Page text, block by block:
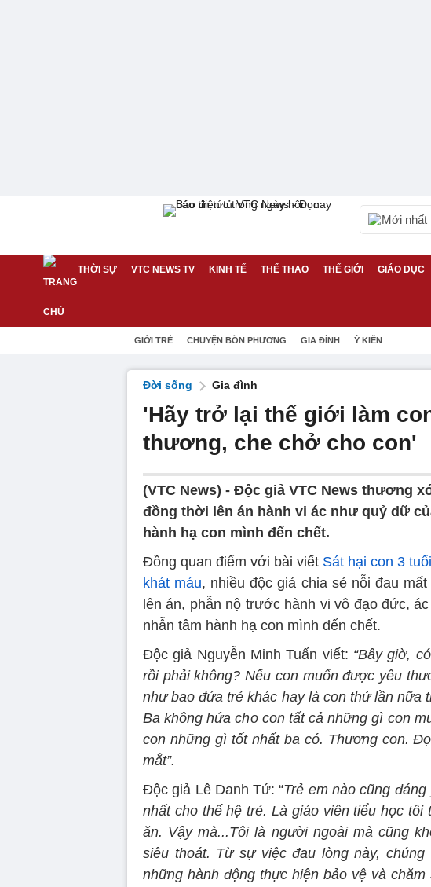
Mới nhất
THỜI SỰ VTC NEWS TV KINH TẾ THỂ THAO THẾ GIỚI GIÁO DỤC
GIỚI TRẺ CHUYỆN BỐN PHƯƠNG GIA ĐÌNH Ý KIẾN
Đời sống Gia đình
'Hãy trở lại thế giới làm
thương, che chở cho con'
(VTC News) - Độc giả VTC News thương
đồng thời lên án hành vi ác như quỷ dữ
hành hạ con mình đến chết.
Đồng quan điểm với bài viết Sát hại con 3
khát máu, nhiều độc giả chia sẻ nỗi đau
lên án, phẫn nộ trước hành vi vô đạo đức,
nhẫn tâm hành hạ con mình đến chết.
Độc giả Nguyễn Minh Tuấn viết: “Bây giờ,
rồi phải không? Nếu con muốn được yêu
như bao đứa trẻ khác hay là con thử lần nữa
Ba không hứa cho con tất cả những gì con
con những gì tốt nhất ba có. Thương con.
mắt”.
Độc giả Lê Danh Tứ: “Trẻ em nào cũng
nhất cho thế hệ trẻ. Là giáo viên tiểu học
ăn. Vậy mà...Tôi là người ngoài mà cũng
siêu thoát. Từ sự việc đau lòng này,
những hành động thực hiện bảo vệ và